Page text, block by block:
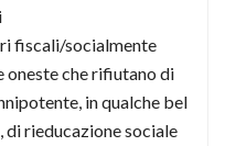
fiscali/socialmente
oneste che rifiutano di
in qualche bel
di rieducazione sociale